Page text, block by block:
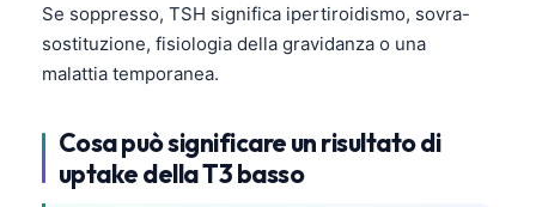
Se soppresso, TSH significa ipertiroidismo, sovra-
sostituzione, fisiologia della gravidanza o una
malattia temporanea.
Cosa può significare un risultato di
uptake della T3 basso